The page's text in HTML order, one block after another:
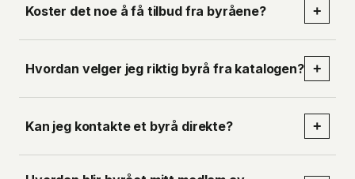
Koster det noe å få tilbud fra byråene? +
Hvordan velger jeg riktig byrå fra katalogen? +
Kan jeg kontakte et byrå direkte? +